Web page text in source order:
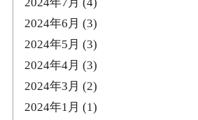
2024年6月 (3)
2024年5月 (3)
2024年4月 (3)
2024年3月 (2)
2024年1月 (1)